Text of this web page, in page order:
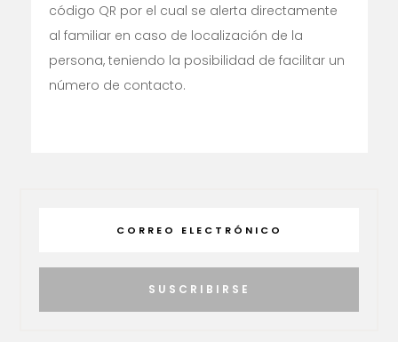
código QR por el cual se alerta directamente
al familiar en caso de localización de la
persona, teniendo la posibilidad de facilitar un
número de contacto.
SUSCRIBIRSE